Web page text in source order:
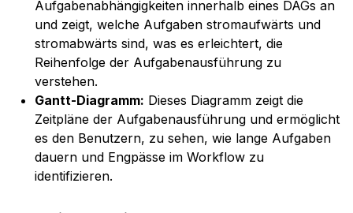
Aufgabenabhängigkeiten innerhalb eines DAGs an
und zeigt, welche Aufgaben stromaufwärts und
stromabwärts sind, was es erleichtert, die
Reihenfolge der Aufgabenausführung zu
verstehen.
Gantt-Diagramm: Dieses Diagramm zeigt die
Zeitpläne der Aufgabenausführung und ermöglicht
es den Benutzern, zu sehen, wie lange Aufgaben
dauern und Engpässe im Workflow zu
identifizieren.